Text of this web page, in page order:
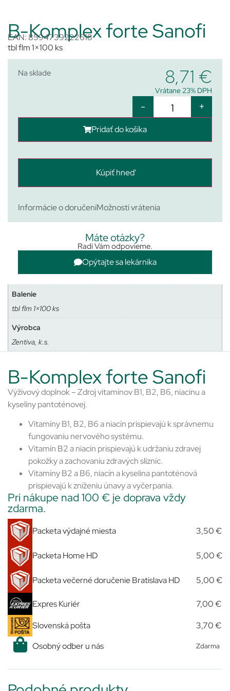
B-Komplex forte Sanofi
EAN: 8594739222618
tbl flm 1×100 ks
Na sklade 8,71 €
Vrátane 23% DPH
- +
Pridať do košíka
Kúpiť hneď
Informácie o doručeníMožnosti vrátenia
Máte otázky?
Radi Vám odpovieme.
Opýtajte sa lekárnika
Balenie
tbl flm 1×100 ks
Výrobca
Zentiva, k.s.
B-Komplex forte Sanofi
Výživový doplnok – Zdroj vitamínov B1, B2, B6, niacínu a
kyseliny pantoténovej.
Vitamíny B1, B2, B6 a niacín prispievajú k správnemu
fungovaniu nervového systému.
Vitamín B2 a niacín prispievajú k udržaniu zdravej
pokožky a zachovaniu zdravých slizníc.
Vitamíny B2 a B6, niacín a kyselina pantoténová
prispievajú k zníženiu únavy a vyčerpania.
Pri nákupe nad 100 € je doprava vždy
zdarma.
Packeta výdajné miesta 3,50 €
Packeta Home HD 5,00 €
Packeta večerné doručenie Bratislava HD 5,00 €
Expres Kuriér 7,00 €
Slovenská pošta
3,70 €
Osobný odber u nás
Zdarma